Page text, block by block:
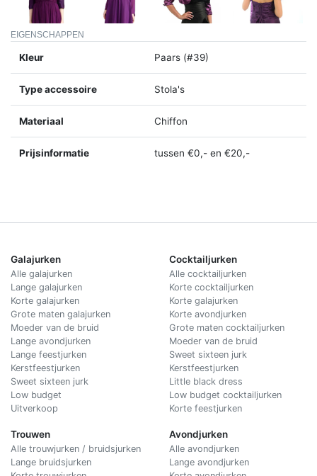
EIGENSCHAPPEN
Kleur Paars (#39)
Type accessoire Stola's
Materiaal Chiffon
Prijsinformatie tussen €0,- en €20,-
Galajurken
Alle galajurken
Lange galajurken
Korte galajurken
Grote maten galajurken
Moeder van de bruid
Lange avondjurken
Lange feestjurken
Kerstfeestjurken
Sweet sixteen jurk
Low budget
Uitverkoop
Trouwen
Alle trouwjurken / bruidsjurken
Lange bruidsjurken
Cocktailjurken
Alle cocktailjurken
Korte cocktailjurken
Korte galajurken
Korte avondjurken
Grote maten cocktailjurken
Moeder van de bruid
Sweet sixteen jurk
Kerstfeestjurken
Little black dress
Low budget cocktailjurken
Korte feestjurken
Avondjurken
Alle avondjurken
Lange avondjurken